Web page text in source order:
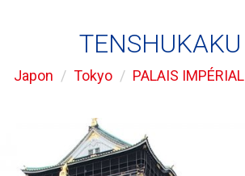
TENSHUKAKU
Japon Tokyo PALAIS IMPÉRIAL